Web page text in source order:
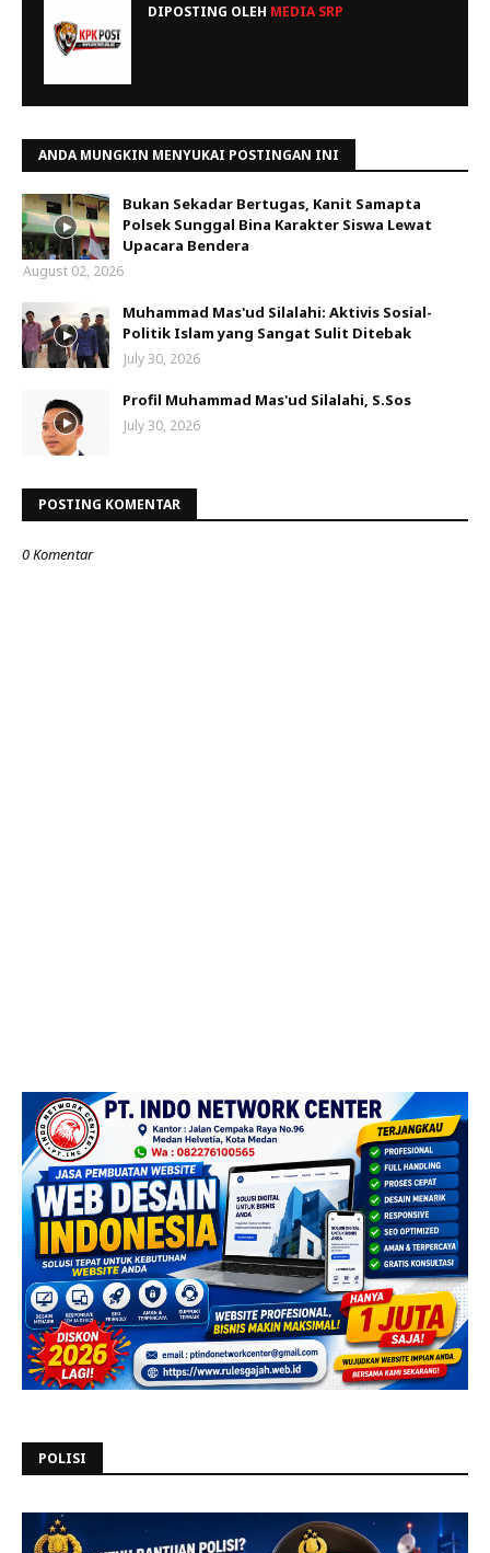
DIPOSTING OLEH MEDIA SRP
ANDA MUNGKIN MENYUKAI POSTINGAN INI
Bukan Sekadar Bertugas, Kanit Samapta
Polsek Sunggal Bina Karakter Siswa Lewat
Upacara Bendera
August 02, 2026
Muhammad Mas'ud Silalahi: Aktivis Sosial-
Politik Islam yang Sangat Sulit Ditebak
July 30, 2026
Profil Muhammad Mas'ud Silalahi, S.Sos
July 30, 2026
POSTING KOMENTAR
0 Komentar
POLISI